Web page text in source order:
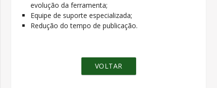
evolução da ferramenta;
Equipe de suporte especializada;
Redução do tempo de publicação.
VOLTAR